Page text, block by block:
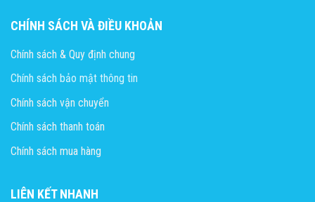
CHÍNH SÁCH VÀ ĐIỀU KHOẢN
Chính sách & Quy định chung
Chính sách bảo mật thông tin
Chính sách vận chuyển
Chính sách thanh toán
Chính sách mua hàng
LIÊN KẾT NHANH